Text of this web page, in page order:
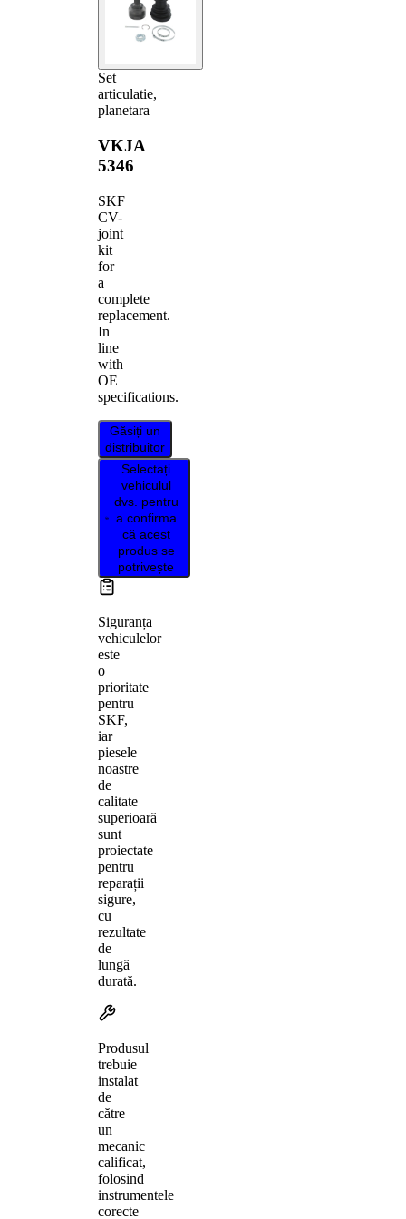
Set
articulatie,
planetara
VKJA
5346
SKF
CV-
joint
kit
for
a
complete
replacement.
In
line
with
OE
specifications.
Găsiți un
distribuitor
Selectați
vehiculul
dvs. pentru
a confirma
că acest
produs se
potrivește
Siguranța
vehiculelor
este
o
prioritate
pentru
SKF,
iar
piesele
noastre
de
calitate
superioară
sunt
proiectate
pentru
reparații
sigure,
cu
rezultate
de
lungă
durată.
Produsul
trebuie
instalat
de
către
un
mecanic
calificat,
folosind
instrumentele
corecte